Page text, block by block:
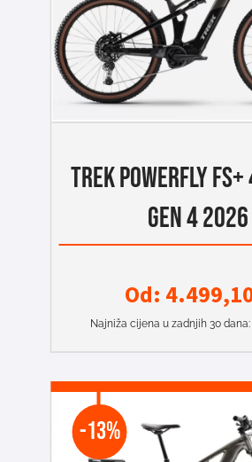
TREK POWERFLY
GEN 4 2026
Od:
Najniža cijena u zadnjih 30 dana:
-13%